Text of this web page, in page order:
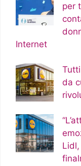
per
Internet
da